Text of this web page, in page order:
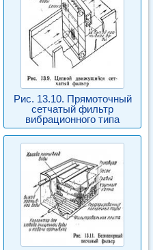
Рис. 13.10. Прямоточный
сетчатый фильтр
вибрационного типа